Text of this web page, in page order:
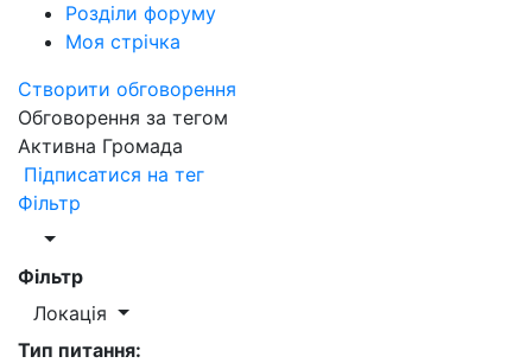
Розділи форуму
Моя стрічка
Створити обговорення
Обговорення за тегом
Активна Громада
Підписатися на тег
Фільтр
Фільтр
Локація
Тип питання: